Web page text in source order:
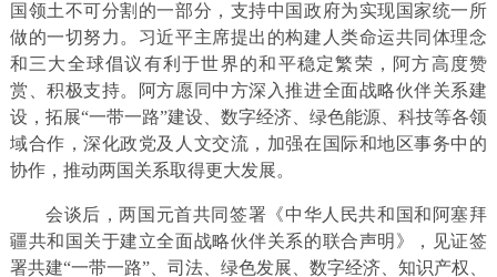
国领土不可分割的一部分，支持中国政府为实现国家统一所
做的一切努力。习近平主席提出的构建人类命运共同体理念
和三大全球倡议有利于世界的和平稳定繁荣，阿方高度赞
赏、积极支持。阿方愿同中方深入推进全面战略伙伴关系建
设，拓展“一带一路”建设、数字经济、绿色能源、科技等各领
域合作，深化政党及人文交流，加强在国际和地区事务中的
协作，推动两国关系取得更大发展。
会谈后，两国元首共同签署《中华人民共和国和阿塞拜
疆共和国关于建立全面战略伙伴关系的联合声明》，见证签
署共建“一带一路”、司法、绿色发展、数字经济、知识产权、